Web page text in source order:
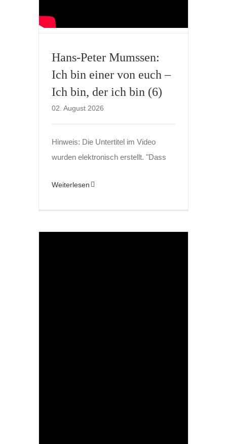
Hans-Peter Mumssen:
Ich bin einer von euch –
Ich bin, der ich bin (6)
02. August 2026
Hinweis: Die Untertitel im Video
wurden elektronisch erstellt. "Dass
Weiterlesen